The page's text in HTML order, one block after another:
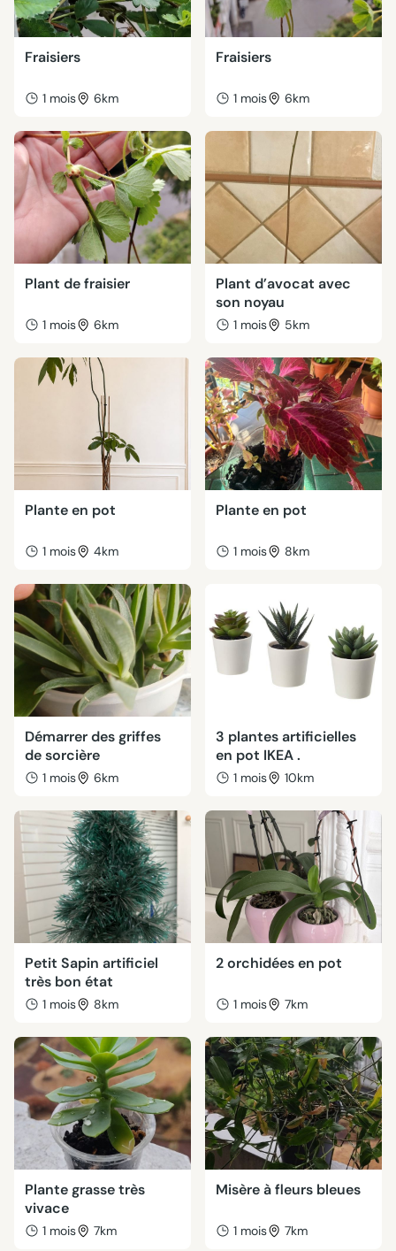
Fraisiers
1 mois 6km
Fraisiers
1 mois 6km
Plant de fraisier
1 mois 6km
Plant d’avocat avec
son noyau
1 mois 5km
Plante en pot
1 mois 4km
Plante en pot
1 mois 8km
Démarrer des griffes
de sorcière
1 mois 6km
3 plantes artificielles
en pot IKEA .
1 mois 10km
Petit Sapin artificiel
très bon état
1 mois 8km
2 orchidées en pot
1 mois 7km
Plante grasse très
vivace
1 mois 7km
Misère à fleurs bleues
1 mois 7km